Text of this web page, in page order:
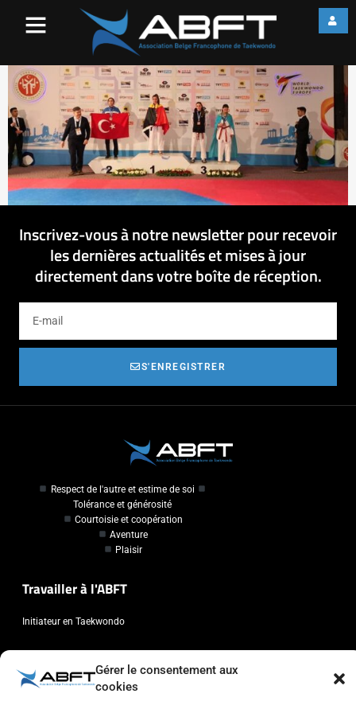
Gérer le consentement aux
cookies
Inscrivez-vous à notre newsletter pour recevoir
les dernières actualités et mises à jour
directement dans votre boîte de réception.
S'ENREGISTRER
Respect de l'autre et estime de soi
Tolérance et générosité
Courtoisie et coopération
Aventure
Plaisir
Travailler à l'ABFT
Initiateur en Taekwondo
Association Belge Francophone de Taekwondo